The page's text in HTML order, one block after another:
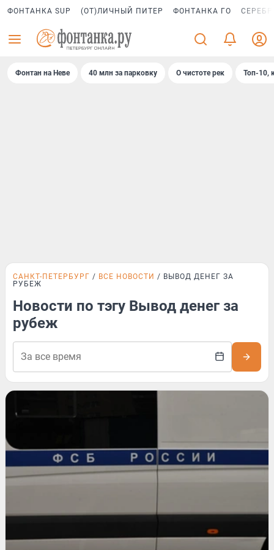
ФОНТАНКА SUP (ОТ)ЛИЧНЫЙ ПИТЕР ФОНТАНКА ГО
Фонтан на Неве 40 млн за парковку О чистоте рек Топ-10,
САНКТ-ПЕТЕРБУРГ ВСЕ НОВОСТИ
ВЫВОД ДЕНЕГ ЗА
РУБЕЖ
Новости по тэгу Вывод денег за
рубеж